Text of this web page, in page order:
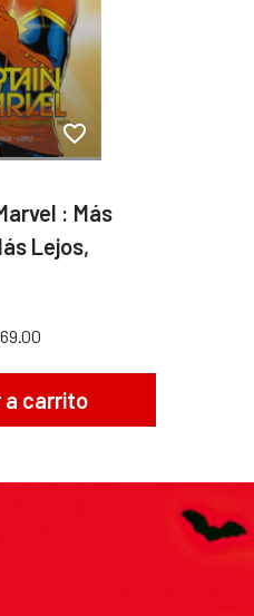
: Más
Lejos,
a carrito